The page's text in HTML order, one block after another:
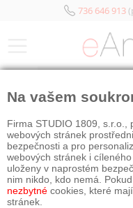
736 646 913
Na vašem
Firma STUDIO 1809, s.r.o.,
webových stránek
bezpečnosti a pro
webových stránek i
uloženy v naprostém
nim nikdo, kdo nemá.
nezbytné cookies, které
stránek.